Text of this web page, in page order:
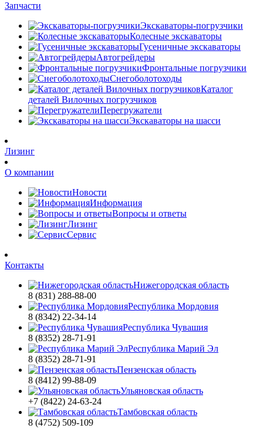
Запчасти
Экскаваторы-погрузчики
Колесные экскаваторы
Гусеничные экскаваторы
Автогрейдеры
Фронтальные погрузчики
Снегоболотоходы
Каталог
деталей Вилочных погрузчиков
Перегружатели
Экскаваторы на шасси
Лизинг
О компании
Новости
Информация
Вопросы и ответы
Лизинг
Сервис
Контакты
Нижегородская область
8 (831) 288-88-00
Республика Мордовия
8 (8342) 22-34-14
Республика Чувашия
8 (8352) 28-71-91
Республика Марий Эл
8 (8352) 28-71-91
Пензенская область
8 (8412) 99-88-09
Ульяновская область
+7 (8422) 24-63-24
Тамбовская область
8 (4752) 509-109